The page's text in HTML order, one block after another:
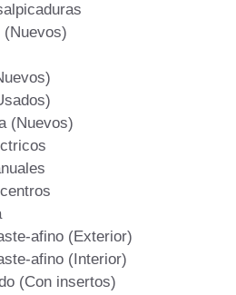
(Nuevos)
(Nuevos)
afino (Exterior)
afino (Interior)
(Con insertos)